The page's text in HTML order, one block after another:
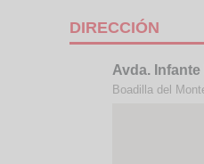
DIRECCIÓN
Avda.
Boadilla del